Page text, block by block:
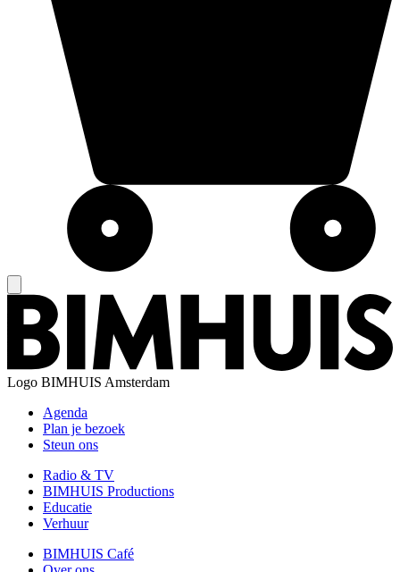
Logo BIMHUIS Amsterdam
Agenda
Plan je bezoek
Steun ons
Radio & TV
BIMHUIS Productions
Educatie
Verhuur
BIMHUIS Café